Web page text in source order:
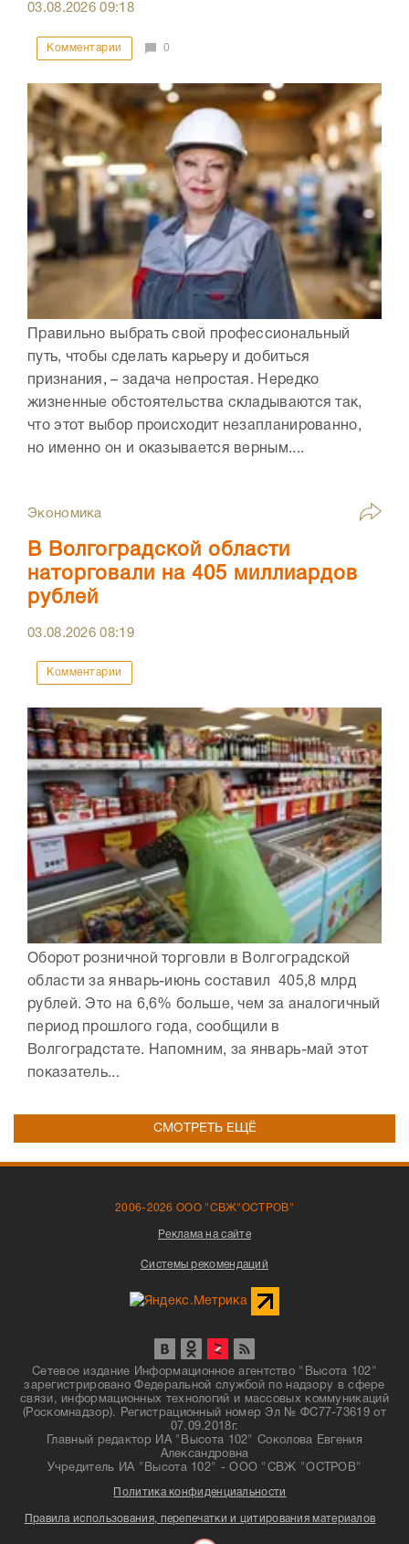
03.08.202609:18
Комментарии 0
Правильно выбрать свой профессиональный
путь, чтобы сделать карьеру и добиться
признания, – задача непростая. Нередко
жизненные обстоятельства складываются так,
что этот выбор происходит незапланированно,
но именно он и оказывается верным....
Экономика
В Волгоградской области
наторговали на 405 миллиардов
рублей
03.08.202608:19
Комментарии
Оборот розничной торговли в Волгоградской
области за январь-июнь составил 405,8 млрд
рублей. Это на 6,6% больше, чем за аналогичный
период прошлого года, сообщили в
Волгоградстате. Напомним, за январь-май этот
показатель...
СМОТРЕТЬ ЕЩЁ
2006-2026 ООО "СВЖ"ОСТРОВ"
Реклама на сайте
Системы рекомендаций
Сетевое издание Информационное агентство "Высота 102"
зарегистрировано Федеральной службой по надзору в сфере
связи, информационных технологий и массовых коммуникаций
(Роскомнадзор). Регистрационный номер Эл № ФС77-73619 от
07.09.2018г.
Главный редактор ИА "Высота 102" Соколова Евгения
Александровна
Учредитель ИА "Высота 102" - ООО "СВЖ "ОСТРОВ"
Политика конфиденциальности
Правила использования, перепечатки и цитирования материалов